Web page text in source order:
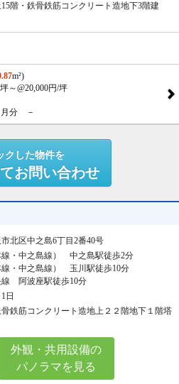
階・鉄骨鉄筋コンクリート造地下3階建
m²)
～@20,000円/坪
月分 －
クした物件を
お問い合わせ
北区中之島6丁目2番40号
線・中之島線） 中之島駅徒歩2分
線・中之島線） 玉川駅徒歩10分
線 阿波座駅徒歩10分
日
鉄筋コンクリート造地上２２階地下１階塔
外観・共用設備の
パノラマを見る